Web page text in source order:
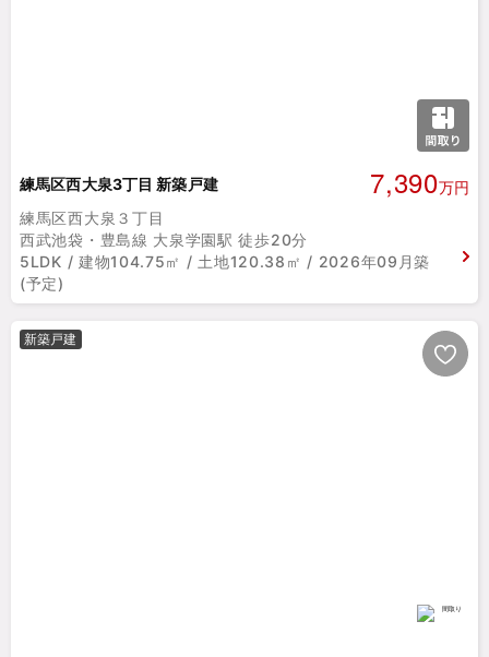
練馬区西大泉3丁目 新築戸建 7,390万円
練馬区西大泉３丁目
西武池袋・豊島線 大泉学園駅 徒歩20分
5LDK / 建物104.75㎡ / 土地120.38㎡ / 2026年09月築
(予定)
新築戸建